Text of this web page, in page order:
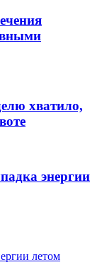
хватило,
энергии
летом